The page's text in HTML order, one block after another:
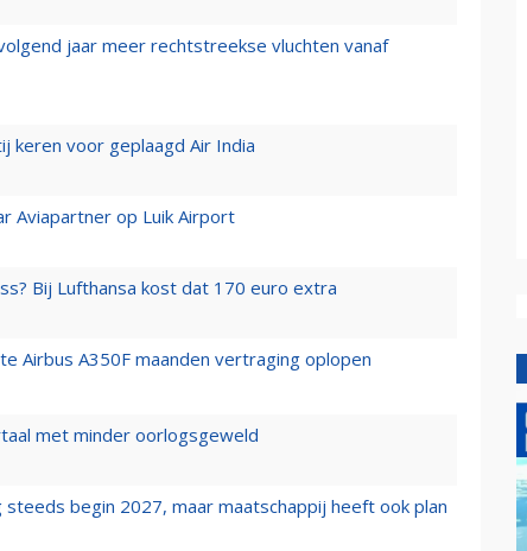
jaar meer rechtstreekse vluchten vanaf
keren voor geplaagd Air India
Aviapartner op Luik Airport
Bij Lufthansa kost dat 170 euro extra
Airbus A350F maanden vertraging oplopen
met minder oorlogsgeweld
steeds begin 2027, maar maatschappij heeft ook plan